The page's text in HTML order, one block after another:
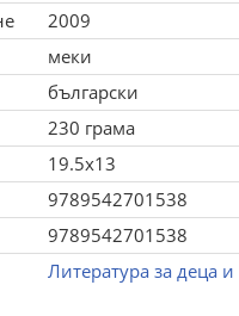
2009
меки
български
230 грама
19.5x13
9789542701538
9789542701538
Литература за деца